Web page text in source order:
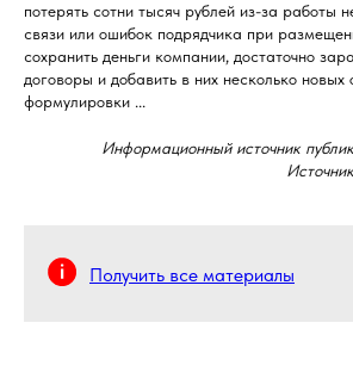
потерять сотни тысяч рублей из-за работы
связи или ошибок подрядчика при
сохранить деньги компании, достаточно
договоры и добавить в них несколько новых
формулировки ...
Информационный источник
Получить все материалы